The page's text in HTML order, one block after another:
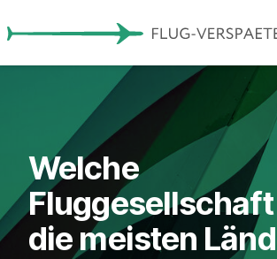
Welche
die meisten